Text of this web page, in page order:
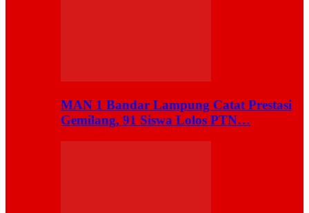
MAN 1 Bandar Lampung Catat Prestasi
Gemilang, 91 Siswa Lolos PTN…